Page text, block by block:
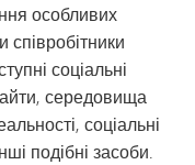
особливих
соціальні
середовища
соціальні
подібні засоби.